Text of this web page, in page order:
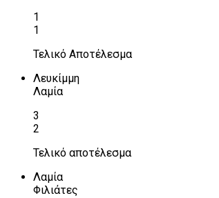
1
1
Τελικό Αποτέλεσμα
Λευκίμμη
Λαμία
3
2
Τελικό αποτέλεσμα
Λαμία
Φιλιάτες